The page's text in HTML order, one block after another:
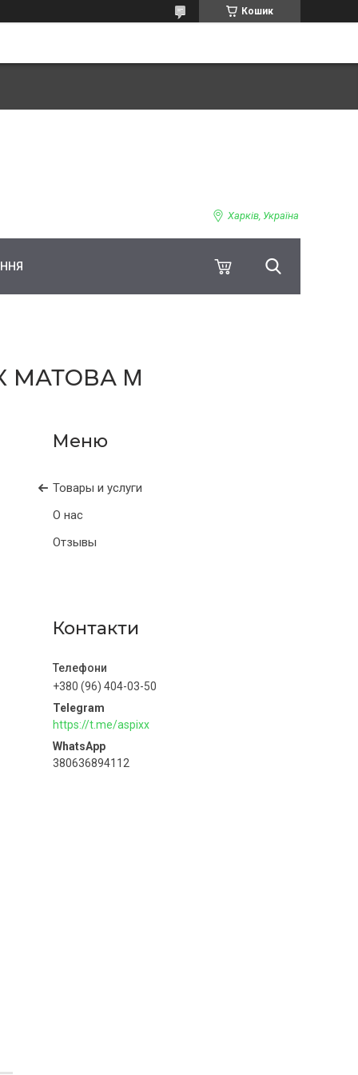
Кошик
Харків, Україна
МАТОВА Μ
Товары и услуги
О нас
Отзывы
Контакти
+380 (96) 404-03-50
https://t.me/aspixx
380636894112